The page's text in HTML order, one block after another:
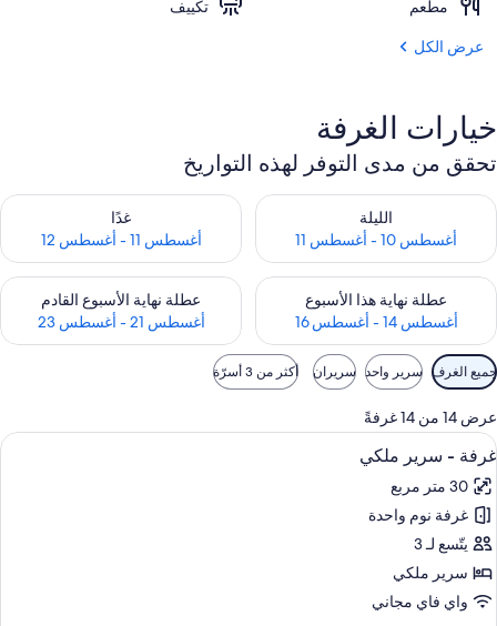
مطعم
تكييف
عرض الكل
خيارات الغرفة
تحقق من مدى التوفر لهذه التواريخ
الليلة
أغسطس 10 - أغسطس 11
تحقق من مدى التوفر لليلة للفترة أغسطس 10 - أغسطس 11
غدًا
أغسطس 11 - أغسطس 12
تحقق من مدى التوفر لغد للفترة أغسطس
عطلة نهاية هذا الأسبوع
أغسطس 14 - أغسطس 16
تحقق من مدى التوفر لعطلة نهاية هذا الأسبوع للفترة أغسطس 14 - أغسطس 16
عطلة نهاية الأسبوع القادم
أغسطس 21 - أغسطس 23
تحقق من مدى التوفر لعطلة نهاية
عوامل
التصفية
المتاحة
للغرف
جميع الغرف سرير واحد سريران أكثر من 3 أسرّة
عرض 14 من 14 غرفةً
استعراض
جميع
صور
غرفة
-
سرير
ملكي
ملاءات من القطن المصري وأغطية
2
غرفة - سرير ملكي
30 متر مربع
غرفة نوم واحدة
يتّسع لـ 3
سرير ملكي
واي فاي مجاني